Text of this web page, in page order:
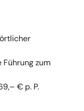
zum
€ p. P.